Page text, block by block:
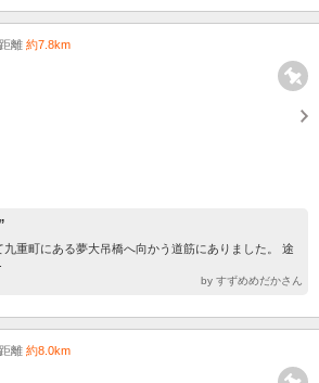
離 約7.8km
重町にある夢大吊橋へ向かう道筋にありました。 途
by すずめめだかさん
離 約8.0km